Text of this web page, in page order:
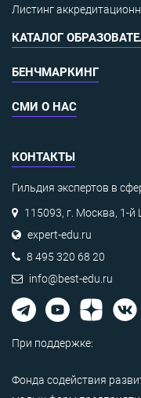
Листинг
КАТАЛОГ
БЕНЧМАРКИНГ
СМИ О НАС
КОНТАКТЫ
Гильдия экспертов в
115093, г. Москва, 1-й
expert-edu.ru
8 495 320 68 20
info@best-edu.ru
При поддержке:
Фонда содействия